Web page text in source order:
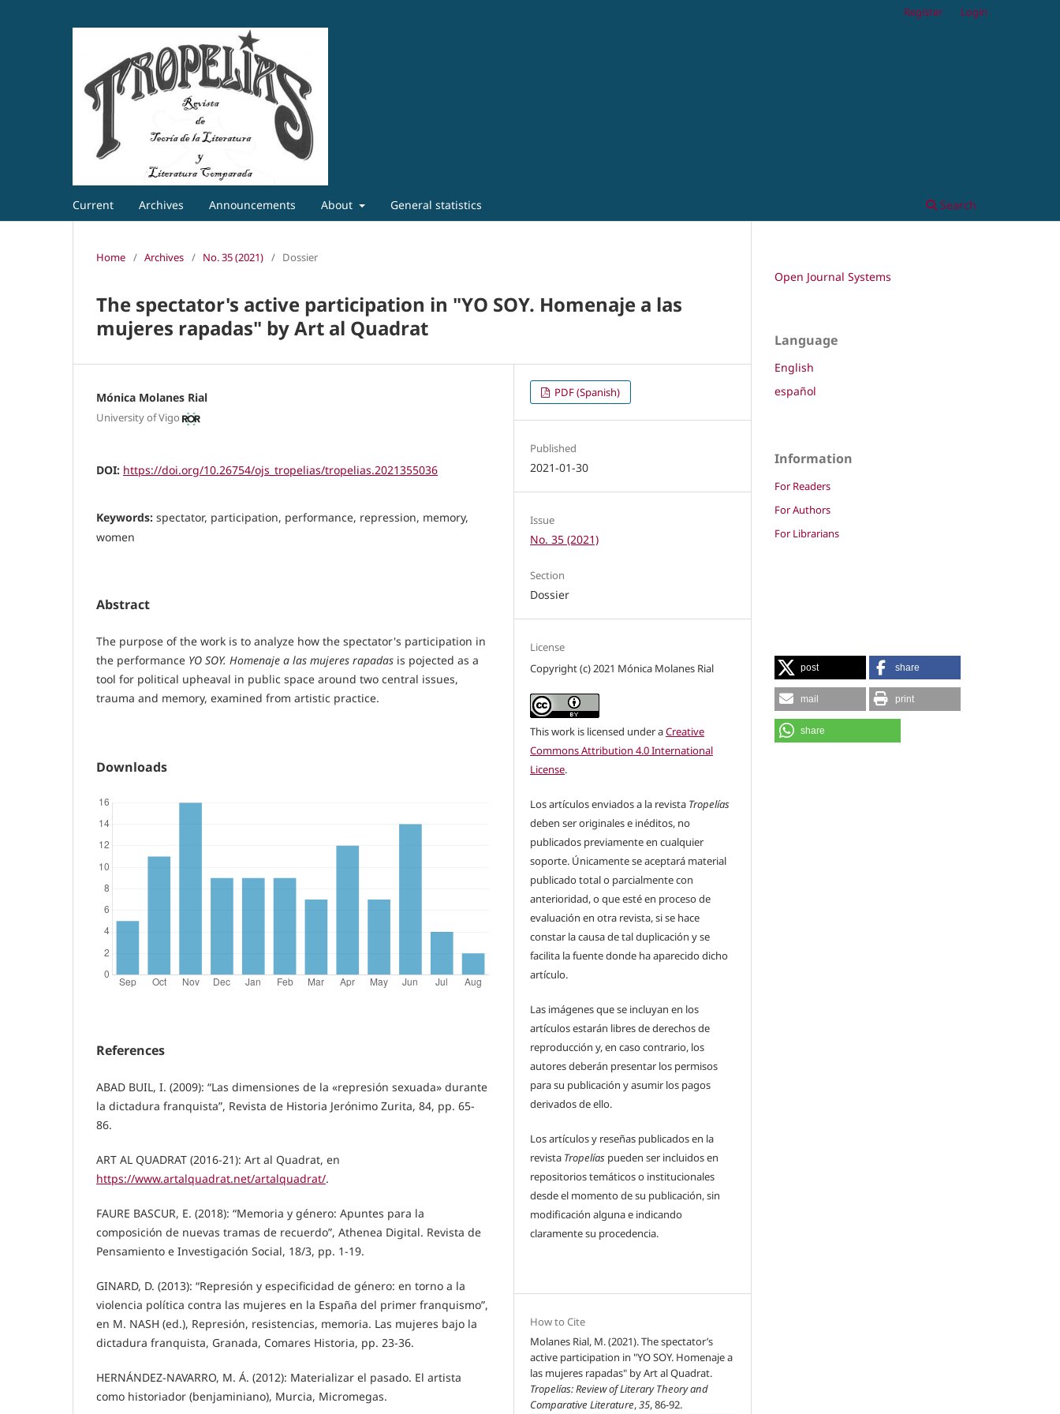
Current Archives Announcements About General statistics Search
Register Login
Home / Archives / No. 35 (2021) / Dossier
The spectator's active participation in "YO SOY. Homenaje a las
mujeres rapadas" by Art al Quadrat
Mónica Molanes Rial
University of Vigo
DOI: https://doi.org/10.26754/ojs_tropelias/tropelias.2021355036
Keywords: spectator, participation, performance, repression, memory,
women
Abstract
The purpose of the work is to analyze how the spectator's participation in
the performance YO SOY. Homenaje a las mujeres rapadas is pojected as a
tool for political upheaval in public space around two central issues,
trauma and memory, examined from artistic practice.
Downloads
References
ABAD BUIL, I. (2009): “Las dimensiones de la «represión sexuada» durante
la dictadura franquista”, Revista de Historia Jerónimo Zurita, 84, pp. 65-
86.
ART AL QUADRAT (2016-21): Art al Quadrat, en
https://www.artalquadrat.net/artalquadrat/.
FAURE BASCUR, E. (2018): “Memoria y género: Apuntes para la
composición de nuevas tramas de recuerdo”, Athenea Digital. Revista de
Pensamiento e Investigación Social, 18/3, pp. 1-19.
GINARD, D. (2013): “Represión y especificidad de género: en torno a la
violencia política contra las mujeres en la España del primer franquismo”,
en M. NASH (ed.), Represión, resistencias, memoria. Las mujeres bajo la
dictadura franquista, Granada, Comares Historia, pp. 23-36.
HERNÁNDEZ-NAVARRO, M. Á. (2012): Materializar el pasado. El artista
como historiador (benjaminiano), Murcia, Micromegas.
PDF (Spanish)
Published
2021-01-30
Issue
No. 35 (2021)
Section
Dossier
License
Copyright (c) 2021 Mónica Molanes Rial
This work is licensed under aCreative
Commons Attribution 4.0 International
License.
Los artículos enviados a la revista Tropelías
deben ser originales e inéditos, no
publicados previamente en cualquier
soporte. Únicamente se aceptará material
publicado total o parcialmente con
anterioridad, o que esté en proceso de
evaluación en otra revista, si se hace
constar la causa de tal duplicación y se
facilita la fuente donde ha aparecido dicho
artículo.
Las imágenes que se incluyan en los
artículos estarán libres de derechos de
reproducción y, en caso contrario, los
autores deberán presentar los permisos
para su publicación y asumir los pagos
derivados de ello.
Los artículos y reseñas publicados en la
revista Tropelías pueden ser incluidos en
repositorios temáticos o institucionales
desde el momento de su publicación, sin
modificación alguna e indicando
claramente su procedencia.
How to Cite
Molanes Rial, M. (2021). The spectator’s
active participation in "YO SOY. Homenaje a
las mujeres rapadas" by Art al Quadrat.
Tropelías: Review of Literary Theory and
Comparative Literature,35, 86-92.
Open Journal Systems
Language
English
español
Information
For Readers
For Authors
For Librarians
post share
mail print
share